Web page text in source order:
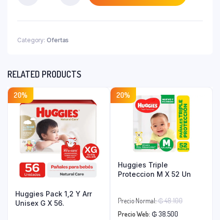
₲ 9.000.
4
Comp.
Category: Ofertas
RELATED PRODUCTS
20%
Huggies Pack 1,2 Y Arr
Unisex G X 56.
20%
Huggies Triple
Proteccion M X 52 Un
Precio Normal:₲48.100El
Precio Web: ₲ 38.500